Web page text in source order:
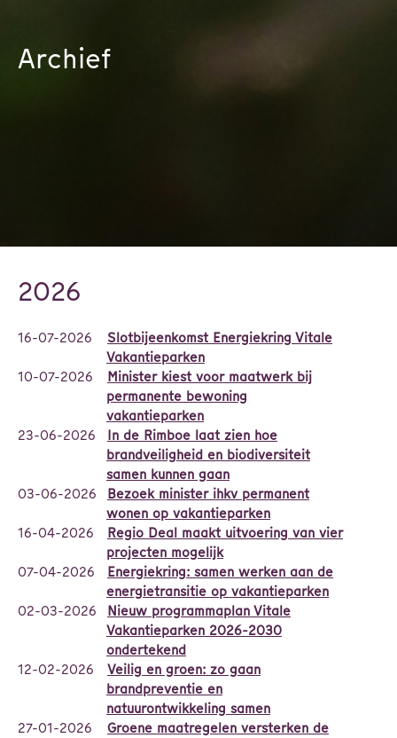
Archief
2026
16-07-2026
Slotbijeenkomst Energiekring Vitale
Vakantieparken
10-07-2026
Minister kiest voor maatwerk bij
permanente bewoning
vakantieparken
23-06-2026
In de Rimboe laat zien hoe
brandveiligheid en biodiversiteit
samen kunnen gaan
03-06-2026
Bezoek minister ihkv permanent
wonen op vakantieparken
16-04-2026
Regio Deal maakt uitvoering van vier
projecten mogelijk
07-04-2026
Energiekring: samen werken aan de
energietransitie op vakantieparken
02-03-2026
Nieuw programmaplan Vitale
Vakantieparken 2026-2030
ondertekend
12-02-2026
Veilig en groen: zo gaan
brandpreventie en
natuurontwikkeling samen
27-01-2026
Groene maatregelen versterken de